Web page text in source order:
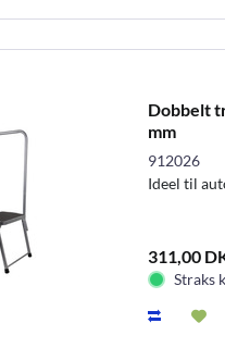
Dobbelt
mm
912026
Ideel til
311,00
Straks